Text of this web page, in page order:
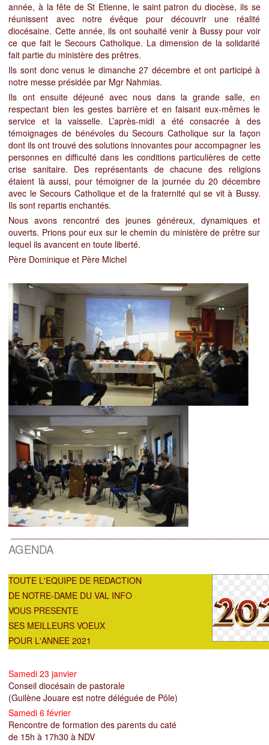
année, à la fête de St Etienne, le saint patron du diocèse, ils se
réunissent avec notre évêque pour découvrir une réalité
diocésaine. Cette année, ils ont souhaité venir à Bussy pour voir
ce que fait le Secours Catholique. La dimension de la solidarité
fait partie du ministère des prêtres.
Ils sont donc venus le dimanche 27 décembre et ont participé à
notre messe présidée par Mgr Nahmias.
Ils ont ensuite déjeuné avec nous dans la grande salle, en
respectant bien les gestes barrière et en faisant eux-mêmes le
service et la vaisselle. L’après-midi a été consacrée à des
témoignages de bénévoles du Secours Catholique sur la façon
dont ils ont trouvé des solutions innovantes pour accompagner les
personnes en difficulté dans les conditions particulières de cette
crise sanitaire. Des représentants de chacune des religions
étaient là aussi, pour témoigner de la journée du 20 décembre
avec le Secours Catholique et de la fraternité qui se vit à Bussy.
Ils sont repartis enchantés.
Nous avons rencontré des jeunes généreux, dynamiques et
ouverts. Prions pour eux sur le chemin du ministère de prêtre sur
lequel ils avancent en toute liberté.
Père Dominique et Père Michel
AGENDA
TOUTE L'EQUIPE DE REDACTION
DE NOTRE-DAME DU VAL INFO
VOUS PRESENTE
SES MEILLEURS VOEUX
POUR L'ANNEE 2021
Samedi 23 janvier
Conseil diocésain de pastorale
(Guilène Jouare est notre déléguée de Pôle)
Samedi 6 février
Rencontre de formation des parents du caté
de 15h à 17h30 à NDV